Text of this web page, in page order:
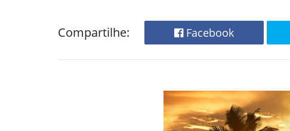
Compartilhe: Facebook